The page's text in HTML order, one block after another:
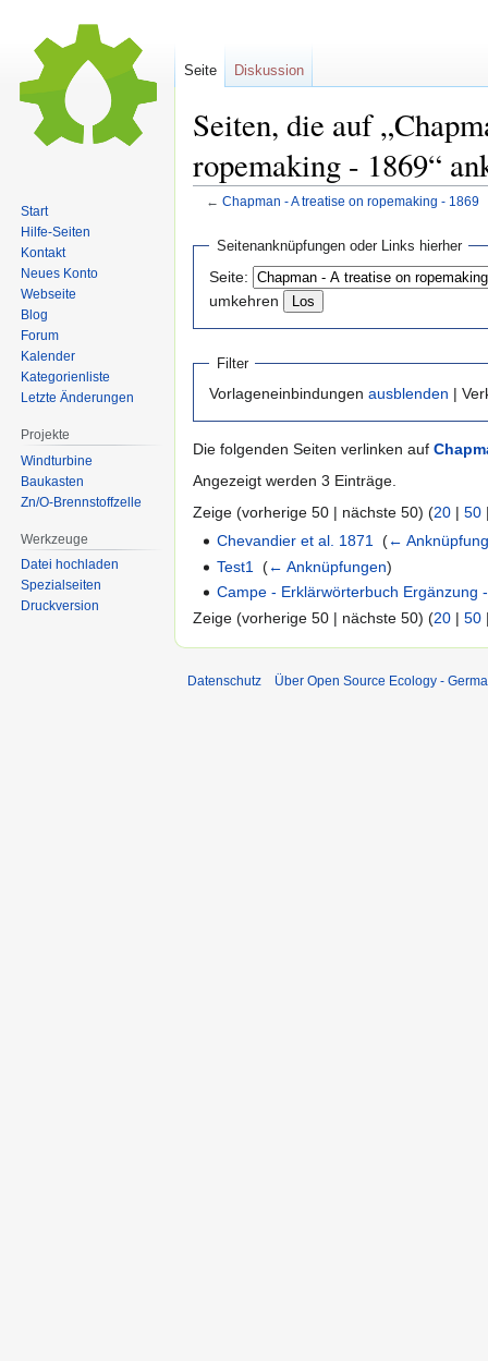
Seiten, die auf
ropemaking - 1869“
← Chapman - A treatise on ropemaking - 1869
Navigation
springen
springen
Seitenanknüpfungen oder Links hierher
Seite:
umkehren
Filter
Vorlageneinbindungen ausblenden |
Die folgenden Seiten verlinken auf
Angezeigt werden 3 Einträge.
Zeige (vorherige 50 | nächste 50) (20 | 50
Chevandier et al. 1871 ‎(←
Test1
‎(← Anknüpfungen)
Campe - Erklärwörterbuch Ergänzung
Zeige (vorherige 50 | nächste 50) (20 | 50
Seite Diskussion
Start
Hilfe-Seiten
Kontakt
Neues Konto
Webseite
Blog
Forum
Kalender
Kategorienliste
Letzte Änderungen
Projekte
Windturbine
Baukasten
Zn/O-Brennstoffzelle
Werkzeuge
Datei hochladen
Spezialseiten
Druckversion
Datenschutz Über Open Source Ecology -